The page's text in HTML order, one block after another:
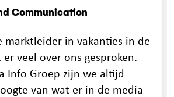
Communication
marktleider in vakanties in de
veel over ons gesproken.
Info Groep zijn we altijd
van wat er in de media